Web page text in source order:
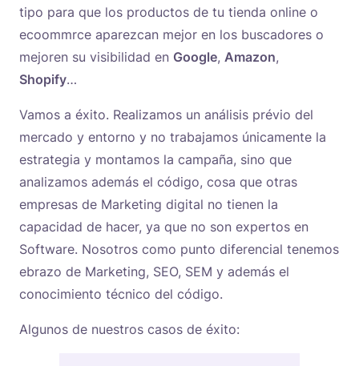
tipo para que los productos de tu tienda online o
ecoommrce aparezcan mejor en los buscadores o
mejoren su visibilidad en Google, Amazon,
Shopify…
Vamos a éxito. Realizamos un análisis prévio del
mercado y entorno y no trabajamos únicamente la
estrategia y montamos la campaña, sino que
analizamos además el código, cosa que otras
empresas de Marketing digital no tienen la
capacidad de hacer, ya que no son expertos en
Software. Nosotros como punto diferencial tenemos
ebrazo de Marketing, SEO, SEM y además el
conocimiento técnico del código.
Algunos de nuestros casos de éxito: